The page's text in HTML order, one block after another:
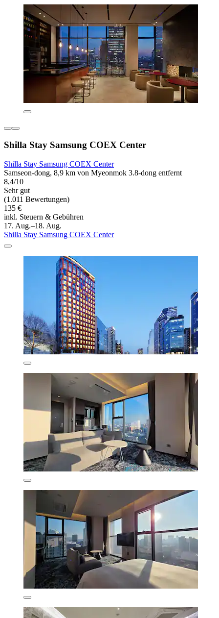
Shilla Stay Samsung COEX Center
Shilla Stay Samsung COEX Center
Samseon-dong, 8,9 km von Myeonmok 3.8-dong entfernt
8,4/10
Sehr gut
(1.011 Bewertungen)
135 €
inkl. Steuern & Gebühren
17. Aug.–18. Aug.
Shilla Stay Samsung COEX Center